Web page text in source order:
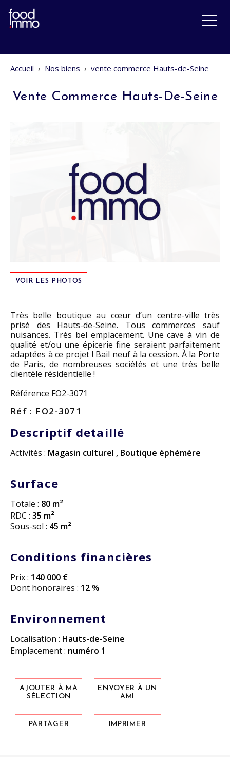
Accueil › Nos biens › vente commerce Hauts-de-Seine
Vente Commerce Hauts-De-Seine
VOIR LES PHOTOS
Très belle boutique au cœur d’un centre-ville très
prisé des Hauts-de-Seine. Tous commerces sauf
nuisances. Très bel emplacement. Une cave à vin de
qualité et/ou une épicerie fine seraient parfaitement
adaptées à ce projet ! Bail neuf à la cession. À la Porte
de Paris, de nombreuses sociétés et une très belle
clientèle résidentielle !
Référence FO2-3071
Réf : FO2-3071
Descriptif detaillé
Activités : Magasin culturel , Boutique éphémère
Surface
Totale : 80 m²
RDC : 35 m²
Sous-sol : 45 m²
Conditions financières
Prix : 140 000 €
Dont honoraires : 12 %
Environnement
Localisation : Hauts-de-Seine
Emplacement : numéro 1
AJOUTER À MA
SÉLECTION
ENVOYER À UN
AMI
PARTAGER IMPRIMER